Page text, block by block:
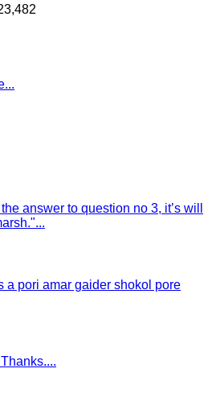
answer to question no 3, it’s will
a pori amar gaider shokol pore